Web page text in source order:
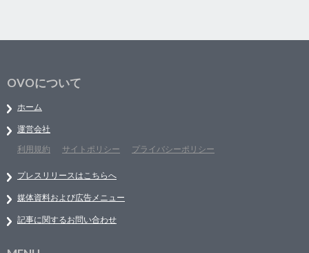
OVOについて
ホーム
運営会社
利用規約
サイトポリシー プライバシーポリシー
プレスリリースはこちらへ
媒体資料および広告メニュー
記事に関するお問い合わせ